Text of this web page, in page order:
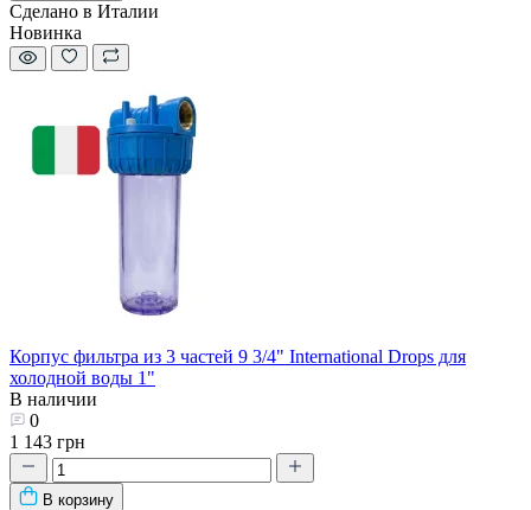
Сделано в Италии
Новинка
Корпус фильтра из 3 частей 9 3/4" International Drops для
холодной воды 1"
В наличии
0
1 143 грн
В корзину